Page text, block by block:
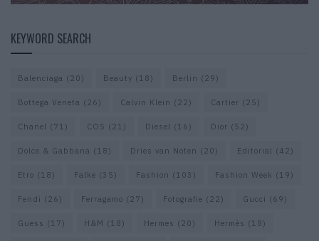
KEYWORD SEARCH
Balenciaga (20) Beauty (18) Berlin (29)
Bottega Veneta (26) Calvin Klein (22) Cartier (25)
Chanel (71) COS (21) Diesel (16) Dior (52)
Dolce & Gabbana (18) Dries van Noten (20) Editorial (42)
Etro (18) Falke (35) Fashion (103) Fashion Week (19)
Fendi (26) Ferragamo (27) Fotografie (22) Gucci (69)
Guess (17) H&M (18) Hermes (20) Hermès (18)